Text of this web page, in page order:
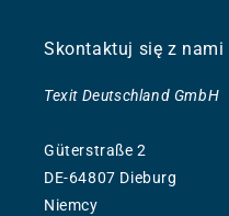
Skontaktuj się z nami
Texit Deutschland GmbH
Güterstraße 2
DE-64807 Dieburg
Niemcy